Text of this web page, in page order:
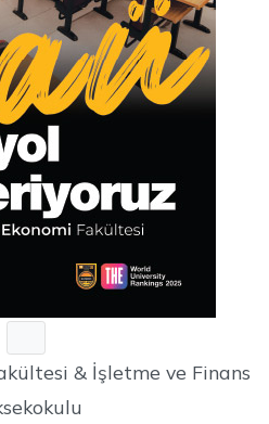
& İşletme ve Finans